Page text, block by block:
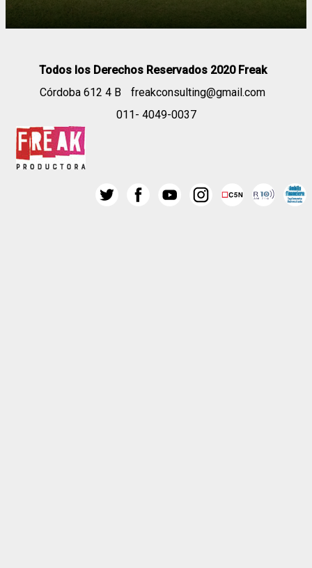
Todos los Derechos Reservados 2020 Freak
Córdoba 612 4 B
freakconsulting@gmail.com
011- 4049-0037